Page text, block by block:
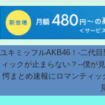
ユキミッフルAKB46！-二代
ィックが止まらない？--僕が
愕まとめ速報にロマンティ